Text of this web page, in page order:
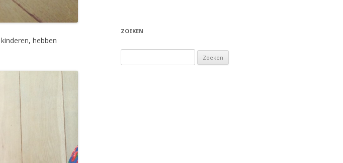
hebben
ZOEKEN
naar: